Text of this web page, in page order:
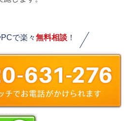
で楽々無料相談！